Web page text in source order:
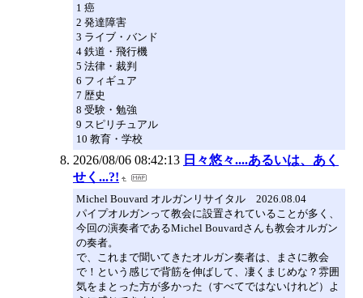
1 癌
2 発達障害
3 ライブ・バンド
4 鉄道・飛行機
5 法律・裁判
6 フィギュア
7 歴史
8 受験・勉強
9 スピリチュアル
10 教育・学校
2026/08/06 08:42:13 日々悠々....あるいは、あく
せく...?!
Michel Bouvard オルガンリサイタル 2026.08.04
パイプオルガンって教会に設置されていることが多く、
今回の演奏者であるMichel Bouvardさんも教会オルガン
の奏者。
で、これまで聞いてきたオルガン奏者は、まさに教会
で！という感じで背筋を伸ばして、凄くまじめな？雰囲
気をまとった方が多かった（すべてではないけれど）よ